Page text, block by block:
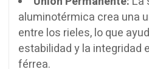
aluminotérmica crea una
entre los rieles, lo que
estabilidad y la integridad
férrea.